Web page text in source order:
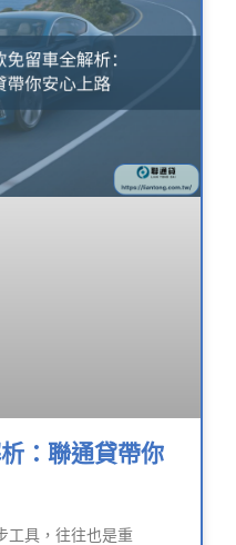
：聯通貸帶你
工具，往往也是重